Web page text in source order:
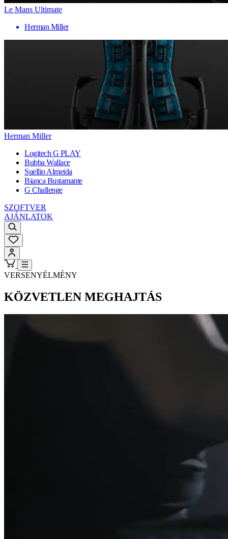
Le Mans Ultimate
Herman Miller
Herman Miller
Logitech G PLAY
Bubba Wallace
Suellio Almeida
Bianca Bustamante
G Challenge
SZOFTVER
AJÁNLATOK
VERSENYÉLMÉNY
KÖZVETLEN MEGHAJTÁS